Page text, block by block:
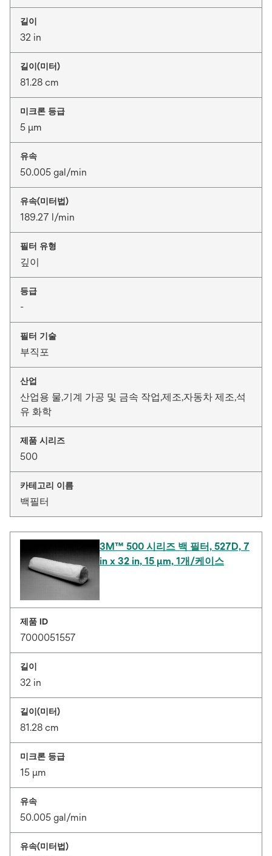
길이
32 in
길이(미터)
81.28 cm
미크론 등급
5 μm
유속
50.005 gal/min
유속(미터법)
189.27 l/min
필터 유형
깊이
등급
-
필터 기술
부직포
산업
산업용 물,기계 가공 및 금속 작업,제조,자동차 제조,석
유 화학
제품 시리즈
500
카테고리 이름
백필터
3M™ 500 시리즈 백 필터, 527D, 7
in x 32 in, 15 μm, 1개/케이스
제품 ID
7000051557
길이
32 in
길이(미터)
81.28 cm
미크론 등급
15 μm
유속
50.005 gal/min
유속(미터법)